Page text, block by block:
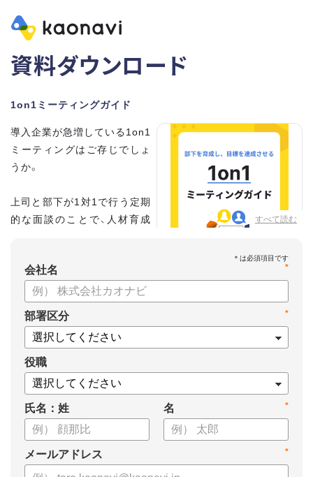
資料ダウンロード
1on1ミーティングガイド
すべて読む
導入企業が急増している1on1
ミーティングはご存じでしょ
うか。
上司と部下が1対1で行う定期
的な面談のことで、人材育成
こちらの資料では、
・1on1とは何か？
・1on1の基本的なやり方
・ 1on1 の基本アジェンダと質問例
についてまとめましたので、ぜひお役立てください。
*
会社名
*
部署区分
役職
氏名：姓 *
名
*
メールアドレス